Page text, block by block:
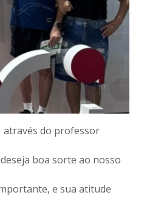
através do professor
boa sorte ao nosso
e sua atitude